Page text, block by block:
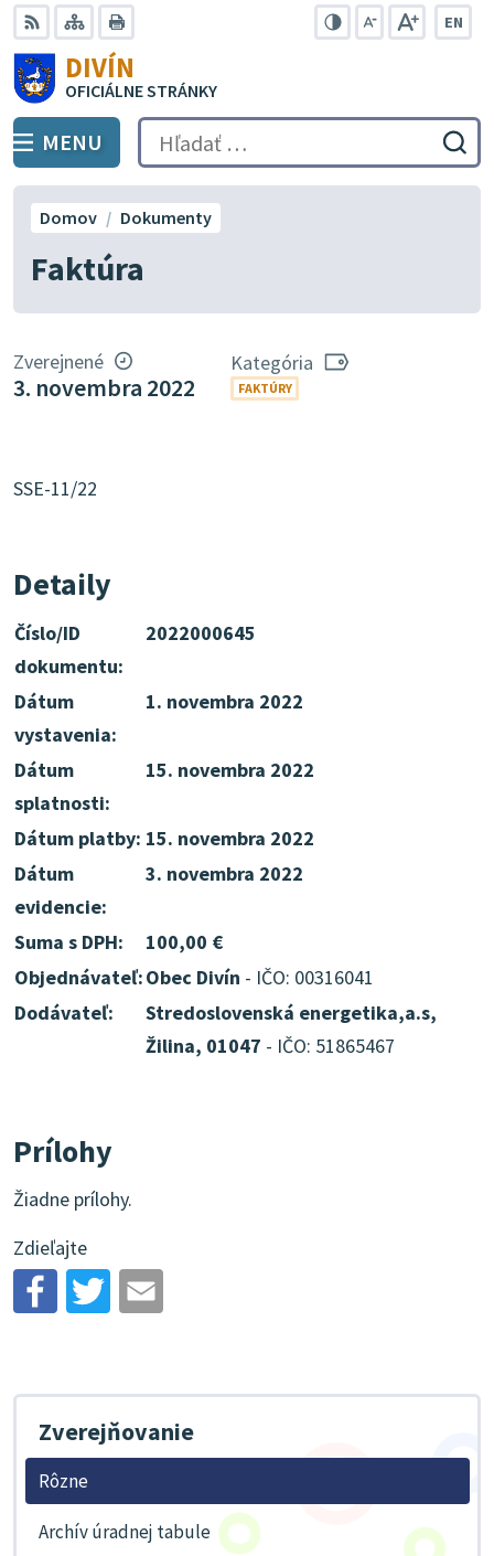
Preskočiť
na
obsah
RSS Mapa
EN
DIVÍN
OFICIÁLNE STRÁNKY
PREPNÚŤ
MENU Hľadať:
Faktúra
Domov Dokumenty
Zverejnené
3. novembra 2022
Kategória
FAKTÚRY
SSE-11/22
Detaily
Číslo/ID
dokumentu:
2022000645
Dátum
vystavenia:
1. novembra 2022
Dátum
splatnosti:
15. novembra 2022
Dátum platby: 15. novembra 2022
Dátum
evidencie:
3. novembra 2022
Suma s DPH:
100,00 €
Objednávateľ:Obec Divín - IČO: 00316041
Dodávateľ:
Stredoslovenská energetika,a.s,
Žilina, 01047 - IČO: 51865467
Prílohy
Žiadne prílohy.
Zdieľajte
Zverejňovanie
Rôzne
Archív úradnej tabule